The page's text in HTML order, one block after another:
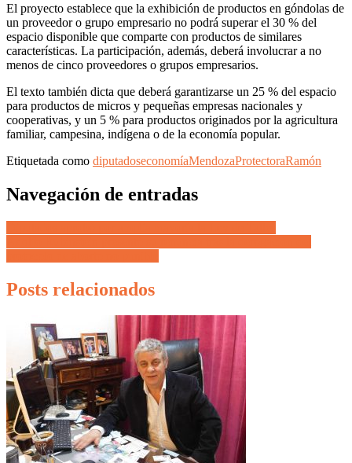
El proyecto establece que la exhibición de productos en góndolas de
un proveedor o grupo empresario no podrá superar el 30 % del
espacio disponible que comparte con productos de similares
características. La participación, además, deberá involucrar a no
menos de cinco proveedores o grupos empresarios.
El texto también dicta que deberá garantizarse un 25 % del espacio
para productos de micros y pequeñas empresas nacionales y
cooperativas, y un 5 % para productos originados por la agricultura
familiar, campesina, indígena o de la economía popular.
Etiquetada como diputadoseconomíaMendozaProtectoraRamón
Navegación de entradas
Posts relacionados